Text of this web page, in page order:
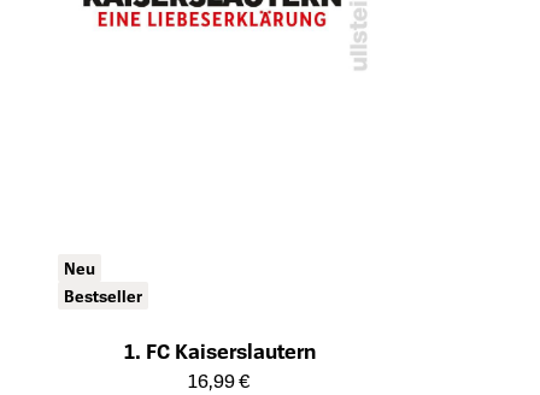
Neu
Bestseller
1. FC Kaiserslautern
Öffnet die Detailseite des Produkts
16,99 €